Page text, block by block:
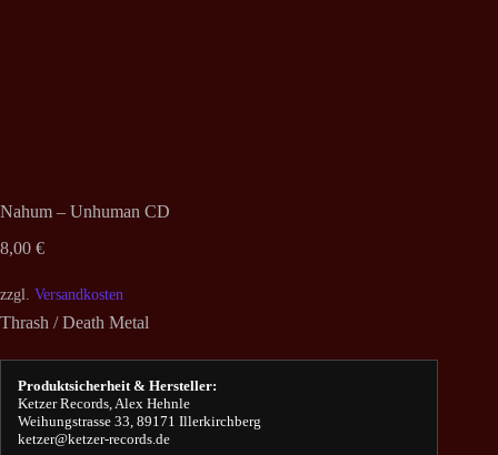
Nahum – Unhuman CD
8,00 €
zzgl. Versandkosten
Thrash / Death Metal
Produktsicherheit & Hersteller:
Ketzer Records, Alex Hehnle
Weihungstrasse 33, 89171 Illerkirchberg
ketzer@ketzer-records.de